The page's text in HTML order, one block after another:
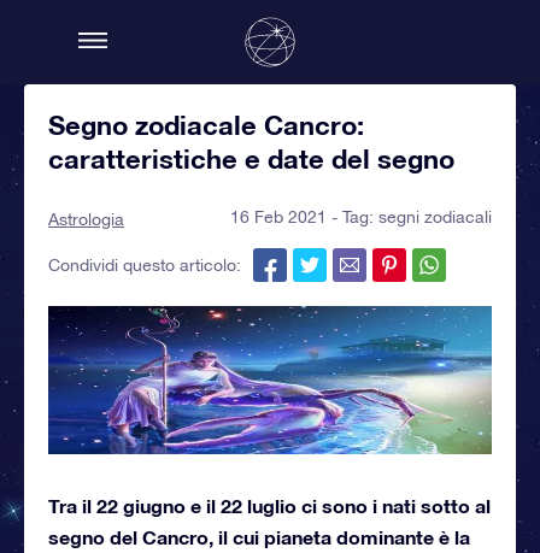
Segno zodiacale Cancro:
caratteristiche e date del segno
Astrologia 16 Feb 2021 - Tag: segni zodiacali
Condividi questo articolo:
Tra il 22 giugno e il 22 luglio ci sono i nati sotto al
segno del Cancro, il cui pianeta dominante è la